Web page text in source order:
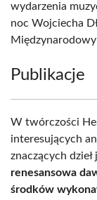
wydarzenia
noc Wojciecha
Publikacje
W twórczości
interesujących
znaczących
renesansowa
środków